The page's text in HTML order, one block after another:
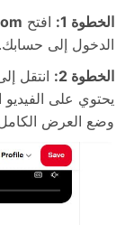
الخطوة 1:
افتح
الدخول إلى حسابك.
الخطوة 2:
انتقل
يحتوي على
وضع العرض